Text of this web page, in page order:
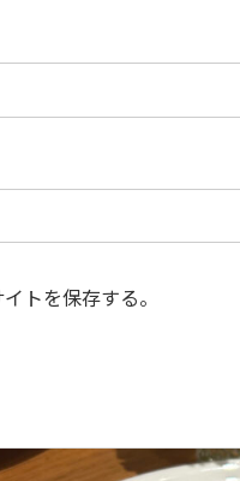
トを保存する。